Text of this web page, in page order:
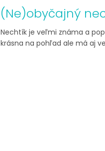
(Ne)obyčajný
Nechtík je veľmi známa a
krásna na pohľad ale má aj